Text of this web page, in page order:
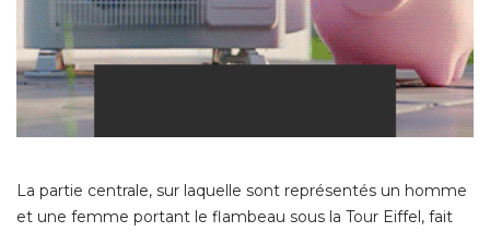
La partie centrale, sur laquelle sont représentés un homme
et une femme portant le flambeau sous la Tour Eiffel, fait